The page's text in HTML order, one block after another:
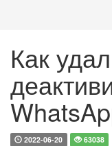
Как
2022-06-20 63038